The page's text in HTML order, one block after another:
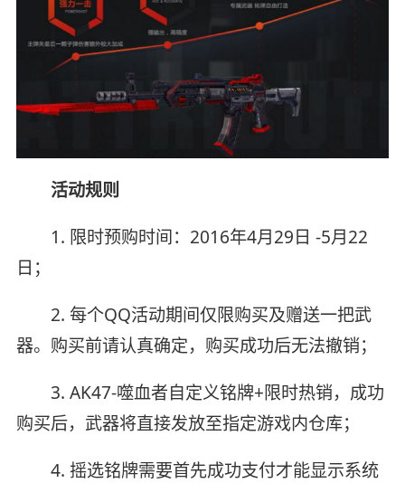
活动规则
1. 限时预购时间：2016年4月29日 -5月22
日；
2. 每个QQ活动期间仅限购买及赠送一把武
器。购买前请认真确定，购买成功后无法撤销；
3. AK47-噬血者自定义铭牌+限时热销，成功
购买后，武器将直接发放至指定游戏内仓库；
4. 摇选铭牌需要首先成功支付才能显示系统